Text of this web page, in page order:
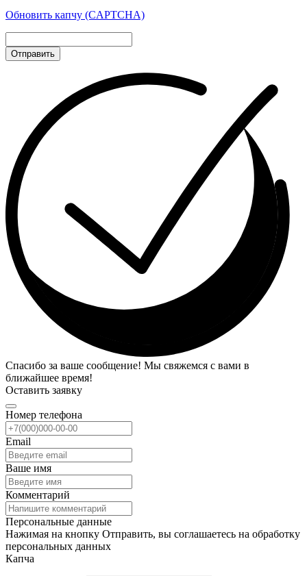
Обновить капчу (CAPTCHA)
Отправить
Спасибо за ваше сообщение! Мы свяжемся с вами в
ближайшее время!
Оставить заявку
Номер телефона
Email
Ваше имя
Комментарий
Персональные данные
Нажимая на кнопку Отправить, вы соглашаетесь на обработку
персональных данных
Капча